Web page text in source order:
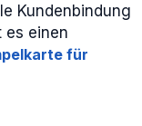
Kundenbindung
es einen
für